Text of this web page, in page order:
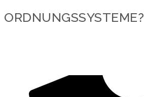
ORDNUNGSSYSTEME?